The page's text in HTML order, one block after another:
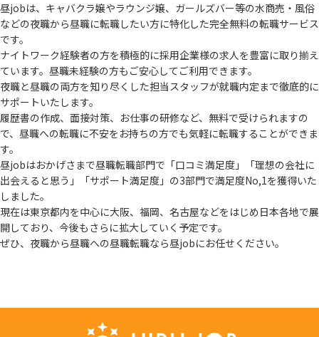
昼jobは、キャバクラ嬢やラウンジ嬢、ガールズバー等の水商売・風俗
などの夜職から昼職に転職したい方に特化した完全無料の転職サービス
です。
ナイトワーク経験者の方を積極的に採用企業様の求人を豊富に取り揃え
ています。 昼職未経験の方もご安心してご利用できます。
夜職と昼職の両方を知り尽くした担当スタッフが就職内定まで徹底的に
サポートいたします。
履歴書の作成、面接対策、お仕事の研修など、無料で受けられますの
で、 昼職への転職に不安をお持ちの方でも気軽に転職することができま
す。
昼jobはおかげさまで昼職転職部門で「口コミ満足度」「理想の会社に
出会えると思う」
「サポート満足度」の3部門で満足度No,1を獲得いた
しました。
現在は東京都内を中心に大阪、福岡、名古屋などをはじめ日本各地で展
開しており、 今後もさらに拡大していく予定です。
ぜひ、夜職から昼職への昼職転職なら昼jobにお任せください。